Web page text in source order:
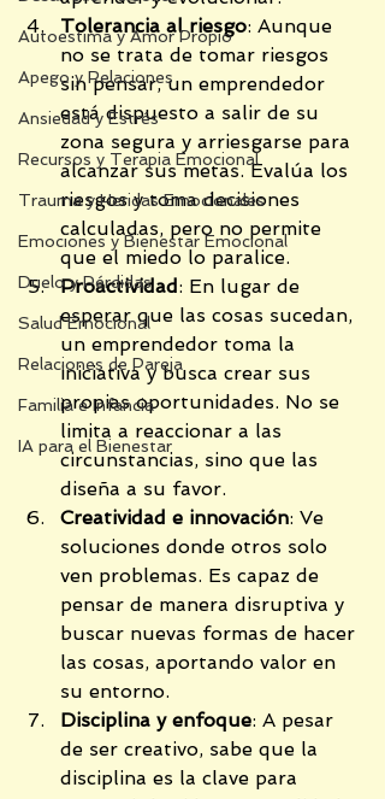
Autoestima y Amor Propio
Apego y Relaciones
Ansiedad y Estrés
Recursos y Terapia Emocional
Trauma y Heridas Emocionales
Emociones y Bienestar Emocional
Duelo y Pérdidas
Salud Emocional
Relaciones de Pareja
Familia e Infancia
IA para el Bienestar
Tolerancia al riesgo: Aunque
no se trata de tomar riesgos
sin pensar, un emprendedor
está dispuesto a salir de su
zona segura y arriesgarse para
alcanzar sus metas. Evalúa los
riesgos y toma decisiones
calculadas, pero no permite
que el miedo lo paralice.
Proactividad : En lugar de
esperar que las cosas sucedan,
un emprendedor toma la
iniciativa y busca crear sus
propias oportunidades. No se
limita a reaccionar a las
circunstancias, sino que las
diseña a su favor.
Creatividad e innovación: Ve
soluciones donde otros solo
ven problemas. Es capaz de
pensar de manera disruptiva y
buscar nuevas formas de hacer
las cosas, aportando valor en
su entorno.
Disciplina y enfoque: A pesar
de ser creativo, sabe que la
disciplina es la clave para